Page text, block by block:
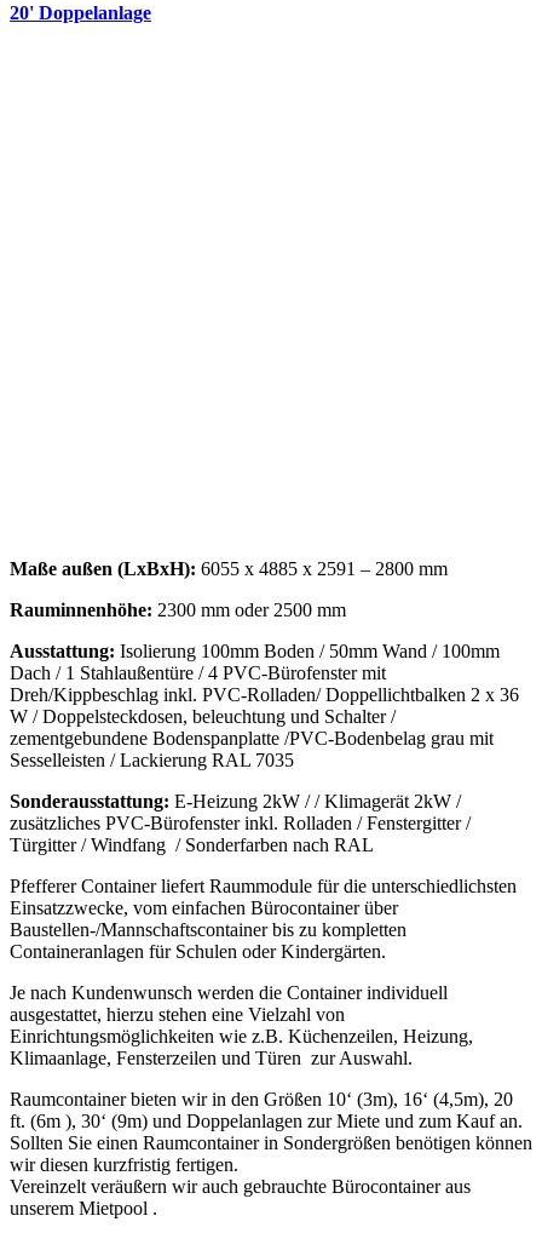
20' Doppelanlage
Maße außen (LxBxH): 6055 x 4885 x 2591 – 2800 mm
Rauminnenhöhe: 2300 mm oder 2500 mm
Ausstattung: Isolierung 100mm Boden / 50mm Wand / 100mm
Dach / 1 Stahlaußentüre / 4 PVC-Bürofenster mit
Dreh/Kippbeschlag inkl. PVC-Rolladen/ Doppellichtbalken 2 x 36
W / Doppelsteckdosen, beleuchtung und Schalter /
zementgebundene Bodenspanplatte /PVC-Bodenbelag grau mit
Sesselleisten / Lackierung RAL 7035
Sonderausstattung: E-Heizung 2kW / / Klimagerät 2kW /
zusätzliches PVC-Bürofenster inkl. Rolladen / Fenstergitter /
Türgitter / Windfang / Sonderfarben nach RAL
Pfefferer Container liefert Raummodule für die unterschiedlichsten
Einsatzzwecke, vom einfachen Bürocontainer über
Baustellen-/Mannschaftscontainer bis zu kompletten
Containeranlagen für Schulen oder Kindergärten.
Je nach Kundenwunsch werden die Container individuell
ausgestattet, hierzu stehen eine Vielzahl von
Einrichtungsmöglichkeiten wie z.B. Küchenzeilen, Heizung,
Klimaanlage, Fensterzeilen und Türen zur Auswahl.
Raumcontainer bieten wir in den Größen 10‘ (3m), 16‘ (4,5m), 20
ft. (6m ), 30‘ (9m) und Doppelanlagen zur Miete und zum Kauf an.
Sollten Sie einen Raumcontainer in Sondergrößen benötigen können
wir diesen kurzfristig fertigen.
Vereinzelt veräußern wir auch gebrauchte Bürocontainer aus
unserem Mietpool .